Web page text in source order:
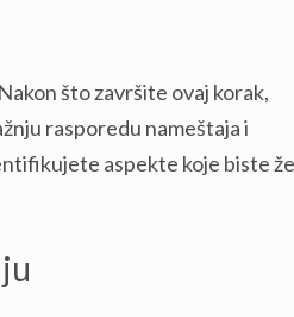
što završite ovaj korak,
rasporedu nameštaja i
aspekte koje biste